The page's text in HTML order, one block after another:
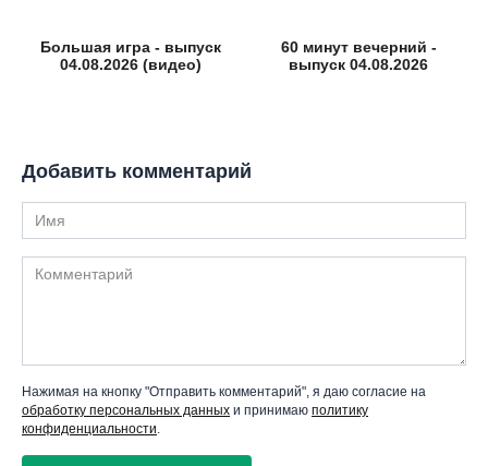
Большая игра - выпуск
04.08.2026 (видео)
60 минут вечерний -
выпуск 04.08.2026
Добавить комментарий
Имя
Комментарий
Нажимая на кнопку "Отправить комментарий", я даю согласие на
обработку персональных данных и принимаю политику
конфиденциальности.